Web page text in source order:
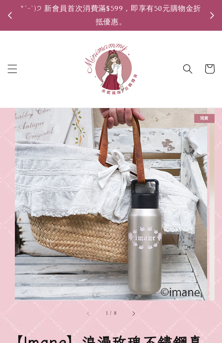
*ˊᵕˋ)੭ 新會員首次消費滿$599，即享有50元購物金折
抵優惠。
1 / 8
現貨